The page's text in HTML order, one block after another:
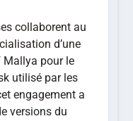
collaborent au
d’une
pour le
utilisé par les
engagement a
versions du